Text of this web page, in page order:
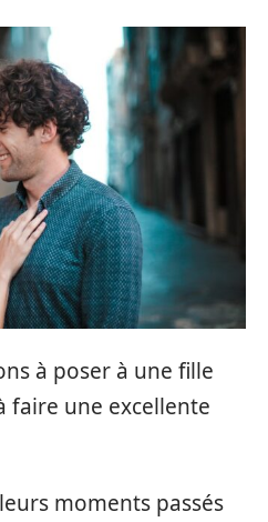
à poser à une fille
faire une excellente
moments passés